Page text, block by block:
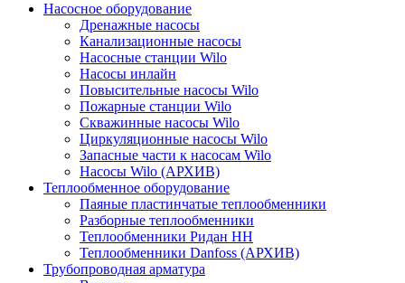
Насосное оборудование
Дренажные насосы
Канализационные насосы
Насосные станции Wilo
Насосы инлайн
Повысительные насосы Wilo
Пожарные станции Wilo
Скважинные насосы Wilo
Циркуляционные насосы Wilo
Запасные части к насосам Wilo
Насосы Wilo (АРХИВ)
Теплообменное оборудование
Паяные пластинчатые теплообменники
Разборные теплообменники
Теплообменники Ридан НН
Теплообменники Danfoss (АРХИВ)
Трубопроводная арматура